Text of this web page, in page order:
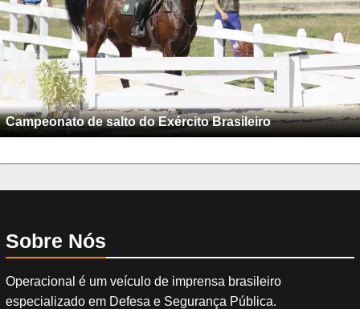
Campeonato de salto do Exército Brasileiro
Sobre Nós
Operacional é um veículo de imprensa brasileiro
especializado em Defesa e Segurança Pública.